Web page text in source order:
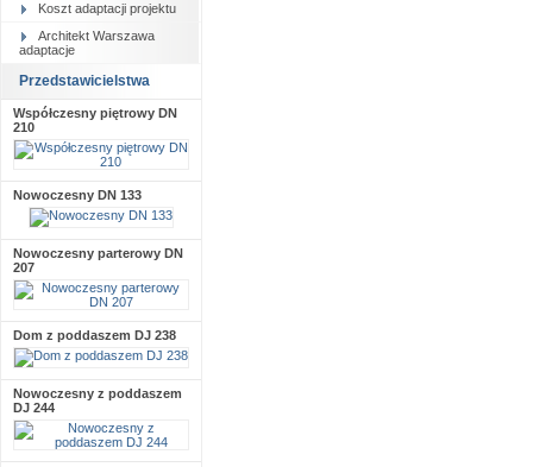
Koszt adaptacji projektu
Architekt Warszawa
adaptacje
Przedstawicielstwa
Współczesny piętrowy DN
210
Nowoczesny DN 133
Nowoczesny parterowy DN
207
Dom z poddaszem DJ 238
Nowoczesny z poddaszem
DJ 244